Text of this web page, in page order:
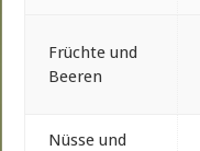
Früchte und
Beeren
Nüsse und